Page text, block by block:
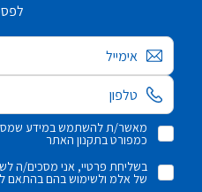
אימייל
מאשר/ת להשתמש במידע
כמפורט בתקנון האתר
בשליחת פרטיי, אני מסכים/ה
של אלמ ולשימוש בהם בהתאם ל